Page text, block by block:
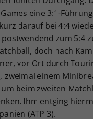
eine 3:1-
darauf bei 4:4
postwendend zum 5:4
doch nach
vor Ort durch
zweimal einem
um beim zweiten
Ihm entging
(ATP 3).